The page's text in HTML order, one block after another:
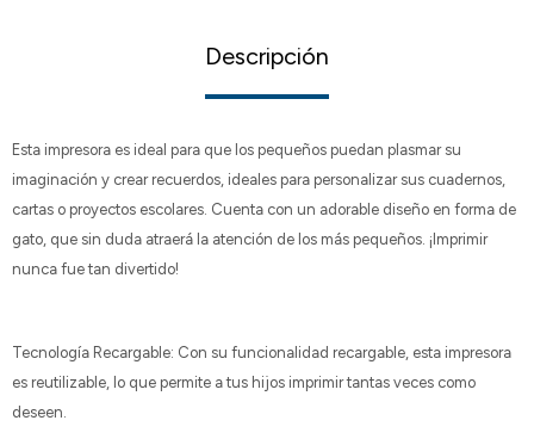
Descripción
Esta impresora es ideal para que los pequeños puedan plasmar su
imaginación y crear recuerdos, ideales para personalizar sus cuadernos,
cartas o proyectos escolares. Cuenta con un adorable diseño en forma de
gato, que sin duda atraerá la atención de los más pequeños. ¡Imprimir
nunca fue tan divertido!
Tecnología Recargable: Con su funcionalidad recargable, esta impresora
es reutilizable, lo que permite a tus hijos imprimir tantas veces como
deseen.